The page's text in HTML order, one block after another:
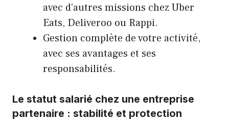
avec d’autres missions chez Uber
Eats, Deliveroo ou Rappi.
Gestion complète de votre activité,
avec ses avantages et ses
responsabilités.
Le statut salarié chez une entreprise
partenaire : stabilité et protection